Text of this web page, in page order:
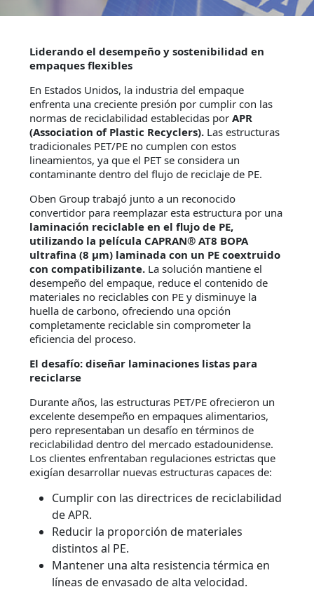
Liderando el desempeño y sostenibilidad en
empaques flexibles
En Estados Unidos, la industria del empaque
enfrenta una creciente presión por cumplir con las
normas de reciclabilidad establecidas porAPR
(Association of Plastic Recyclers). Las estructuras
tradicionales PET/PE no cumplen con estos
lineamientos, ya que el PET se considera un
contaminante dentro del flujo de reciclaje de PE.
Oben Group trabajó junto a un reconocido
convertidor para reemplazar esta estructura por una
laminación reciclable en el flujo de PE,
utilizando la película CAPRAN® AT8 BOPA
ultrafina (8 µm) laminada con un PE coextruido
con compatibilizante. La solución mantiene el
desempeño del empaque, reduce el contenido de
materiales no reciclables con PE y disminuye la
huella de carbono, ofreciendo una opción
completamente reciclable sin comprometer la
eficiencia del proceso.
El desafío: diseñar laminaciones listas para
reciclarse
Durante años, las estructuras PET/PE ofrecieron un
excelente desempeño en empaques alimentarios,
pero representaban un desafío en términos de
reciclabilidad dentro del mercado estadounidense.
Los clientes enfrentaban regulaciones estrictas que
exigían desarrollar nuevas estructuras capaces de:
Cumplir con las directrices de reciclabilidad
de APR.
Reducir la proporción de materiales
distintos al PE.
Mantener una alta resistencia térmica en
líneas de envasado de alta velocidad.